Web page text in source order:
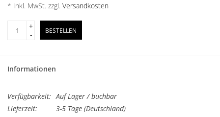
* Inkl. MwSt. zzgl. Versandkosten
+
-
BESTELLEN
Informationen
Verfügbarkeit: Auf Lager / buchbar
Lieferzeit:
3-5 Tage (Deutschland)